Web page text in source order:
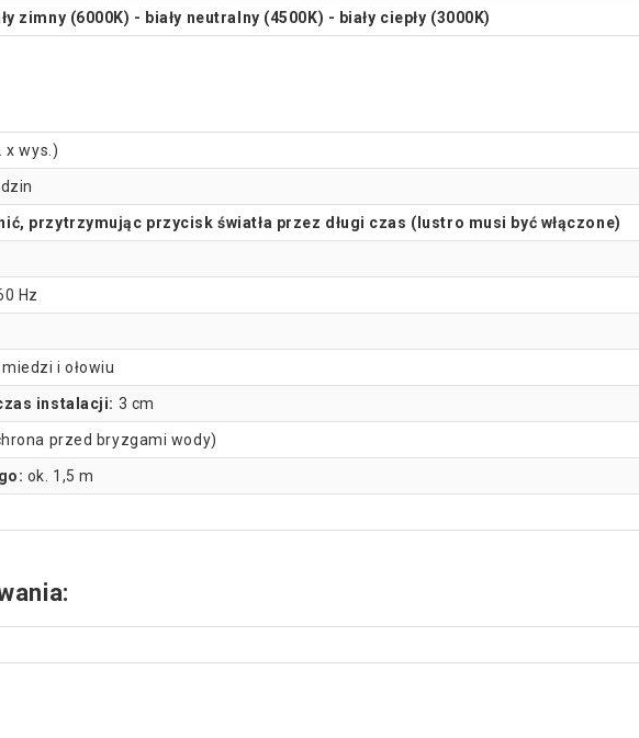
zimny (6000K) - biały neutralny (4500K) - biały ciepły (3000K)
x wys.)
przytrzymując przycisk światła przez długi czas (lustro musi być włączone)
Hz
i ołowiu
instalacji: 3 cm
przed bryzgami wody)
ok. 1,5 m